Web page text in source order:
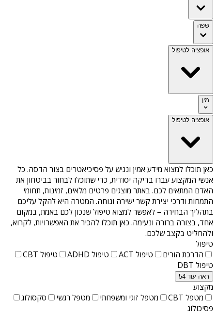
שפה
אופציה לטיפול
מין
אופציה לטיפול
כאן תוכלו למצוא מידע אמין ונגיש על פסיכיאטרים בצור הדסה. כל
אנשי המקצוע עברו בדיקה יסודית, כדי שתוכלו לבחור בביטחון את
האדם המתאים לכם. באתר מוצגים פרטים מלאים, זמינות, תחומי
התמחות ודרכי יצירת קשר ישירה ונוחה. המטרה היא להקל עליכם
בתהליך הבחירה – לאפשר למצוא טיפול שנכון לכם באמת, במקום
אחד, בצורה ברורה ונעימה. כאן תוכלו להכיר את האפשרויות, לקרוא,
ולהחליט בקצב שלכם.
טיפול
הדרכת הורים
טיפול ACT טיפול ADHD
טיפול CBT
טיפול DBT
ראה עוד 54
מקצוע
מטפל CBT
מטפל זוגי ומשפחתי מטפל רגשי
סקסולוג
פסיכולוג